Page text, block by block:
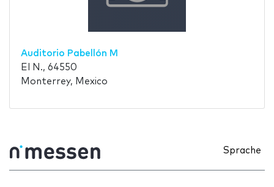
Auditorio Pabellón M
El N., 64550
Monterrey, Mexico
Sprache